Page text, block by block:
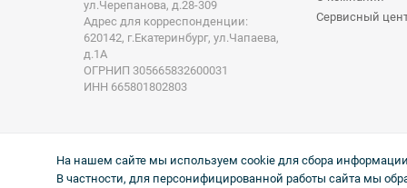
ул.Черепанова, д.28-309
Адрес для корреспонденции:
620142, г.Екатеринбург, ул.Чапаева,
д.1А
ОГРНИП 305665832600031
ИНН 665801802803
Сервисный
Информация на сайте не является публичной офертой.
На нашем сайте мы используем cookie для сбора информации
В частности, для персонифицированной работы сайта мы